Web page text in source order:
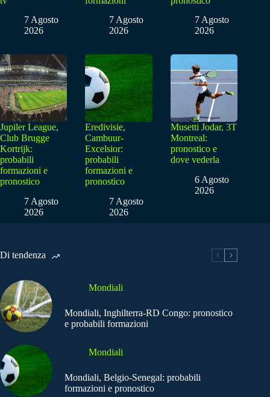
7 Agosto
2026
7 Agosto
2026
7 Agosto
2026
Jupiler League,
Club Brugge
Kortrijk:
probabili
formazioni e
pronostico
7 Agosto
2026
Eredivisie,
Cambuur-
Excelsior:
probabili
formazioni e
pronostico
7 Agosto
2026
Musetti Jodar, 3T
Montreal:
pronostico e
dove vederla
6 Agosto
2026
Di tendenza
Mondiali
Mondiali, Inghilterra-RD Congo: pronostico
e probabili formazioni
Mondiali
Mondiali, Belgio-Senegal: probabili
formazioni e pronostico